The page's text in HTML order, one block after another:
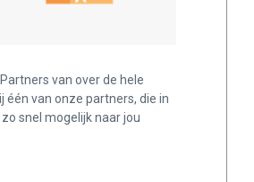
van over de hele
één van onze partners, die in
snel mogelijk naar jou